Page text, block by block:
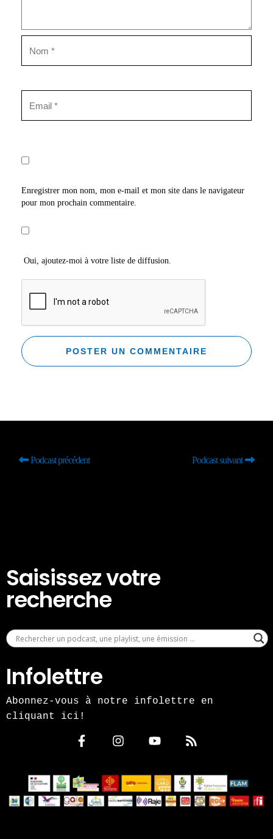
Enregistrer mon nom, mon e-mail et mon site dans le navigateur
pour mon prochain commentaire.
Oui, ajoutez-moi à votre liste de diffusion.
Podcast précédent Podcast suivant
Saisissez votre
recherche
Infolettre
Abonnez-vous à notre infolettre en
cliquant ici!